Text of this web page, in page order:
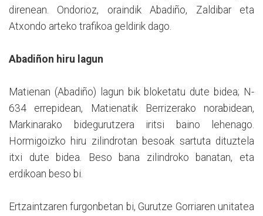
direnean. Ondorioz, oraindik Abadiño, Zaldibar eta
Atxondo arteko trafikoa geldirik dago.
Abadiñon hiru lagun
Matienan (Abadiño) lagun bik bloketatu dute bidea; N-
634 errepidean, Matienatik Berrizerako norabidean,
Markinarako bidegurutzera iritsi baino lehenago.
Hormigoizko hiru zilindrotan besoak sartuta dituztela
itxi dute bidea. Beso bana zilindroko banatan, eta
erdikoan beso bi.
Ertzaintzaren furgonbetan bi, Gurutze Gorriaren unitatea